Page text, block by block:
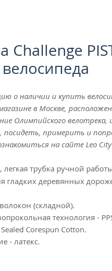
Challenge
о наличии и купить
в Москве,
Олимпийского велотрека,
примерить и
на сайте Leo City
легкая трубка ручной
гладких деревянных
(складной).
технология -
Corespun Cotton.
- латекс.